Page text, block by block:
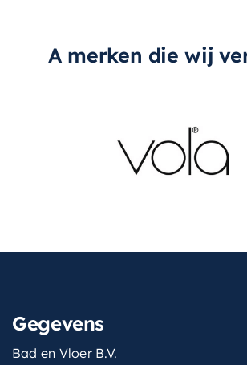
hoofddouche-montage N.v.t.
A merken die wij
Gegevens
Bad en Vloer B.V.